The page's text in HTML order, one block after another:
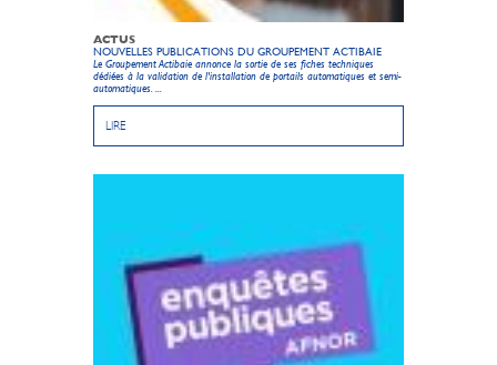
ACTUS
NOUVELLES PUBLICATIONS DU GROUPEMENT ACTIBAIE
Le Groupement Actibaie annonce la sortie de ses fiches techniques
dédiées à la validation de l'installation de portails automatiques et semi-
automatiques. ...
LIRE